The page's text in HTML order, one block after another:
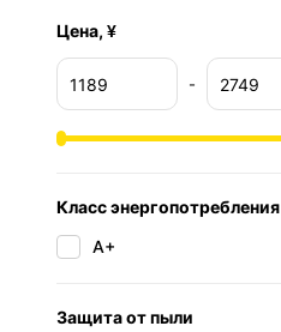
Цена, ¥
-
Класс энергопотребления
А+
Защита от пыли